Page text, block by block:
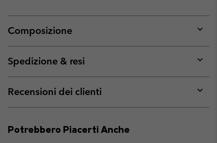
Composizione
or
Spedizione & resi
or
Recensioni dei clienti
or
Potrebbero Piacerti Anche